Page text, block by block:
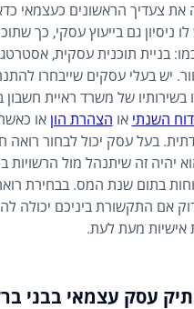
צעדיך הראשונים כעצמאי
ניסיון גם בייעוץ עסקי, כך
בניית תוכנית עסקית,
יש בעלי עסקים שייבחרו
בשירותיו של משרד ראיית חשבון
השנתי או הצהרת הון או
בעל עסק יכול לבחור רואה
יהיה זה שיתנהל מול הרשויות
בתום שנת המס. בבחירת
אם התקשורת ביניכם יכולה
אישיות מעת לעת.
עסק עצמאי בבני